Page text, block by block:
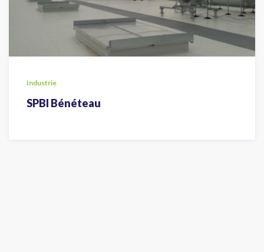
Industrie
SPBI Bénéteau